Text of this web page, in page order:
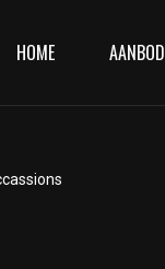
HOME AANBOD